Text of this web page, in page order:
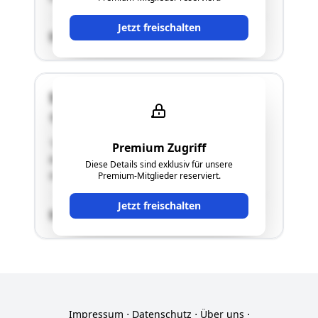
Jetzt freischalten
SCHÄTZWERT
Premium Zugriff
Diese Details sind exklusiv für unsere
Premium-Mitglieder reserviert.
Jetzt freischalten
Stockerauer Straße 35h
"Wohnhaus, größtenteils bestehend aus einem
Keller-, einem Erd- und einem Obergeschoß
sowie einem nicht ausgebauten Dachboden"
SCHÄTZWERT
Impressum ⋅ Datenschutz ⋅ Über uns ⋅